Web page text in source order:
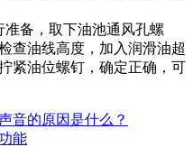
备，取下油池通风孔螺
查油线高度，加入润滑油超
紧油位螺钉，确定正确，可
音的原因是什么？
能